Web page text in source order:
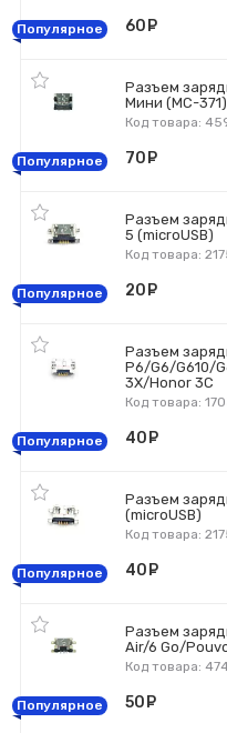
Популярное 60
Разъем
Мини (MC-371)
Код товара:
Популярное 70
Разъем
5 (microUSB)
Код товара:
Популярное 20
Разъем
P6/G6/G610/
3X/Honor 3C
Код товара:
Популярное 40
Разъем
(microUSB)
Код товара:
Популярное 40
Разъем
Air/6 Go/
Код товара:
Популярное 50